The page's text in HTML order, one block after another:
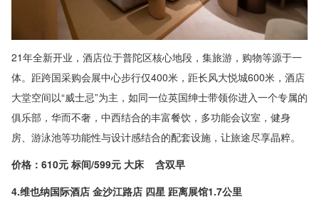
21年全新开业，酒店位于普陀区核心地段，集旅游，购物等源于一
体。距跨国采购会展中心步行仅400米，距长风大悦城600米，酒店
大堂空间以“威士忌”为主，如同一位英国绅士带领你进入一个专属的
俱乐部，华而不奢，中西结合的丰富餐饮，多功能会议室，健身
房、游泳池等功能性与设计感结合的配套设施，让旅途尽享晶粹。
价格：610元 标间/599元 大床 含双早
4.维也纳国际酒店 金沙江路店 四星 距离展馆1.7公里